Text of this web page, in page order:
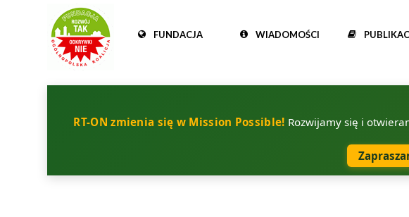
FUNDACJA WIADOMOŚCI
RT-ON zmienia się w Mission Possible! Rozwijamy się i